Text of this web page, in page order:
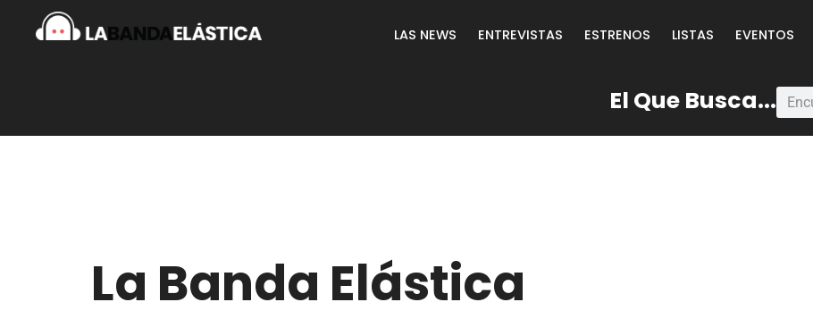
LAS NEWS ENTREVISTAS ESTRENOS LISTAS EVENTOS
El Que Busca...
La Banda Elástica